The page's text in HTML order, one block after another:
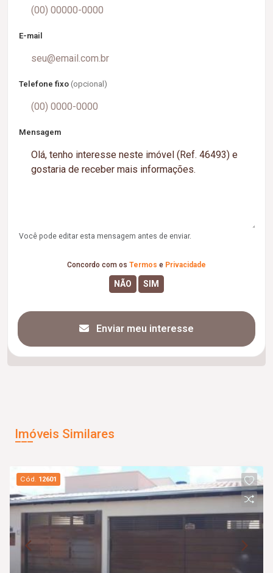
E-mail
Telefone fixo (opcional)
Mensagem
Você pode editar esta mensagem antes de enviar.
Concordo com os Termos e Privacidade
Enviar meu interesse
Imóveis Similares
Cód. 12601